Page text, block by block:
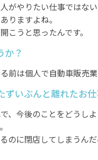
がやりたい仕事ではな
りますよね。
こうと思ったんです。
？
前は個人で自動車販売
いぶんと離れたお仕
、今後のことをどうし
のに閉店してしまうん